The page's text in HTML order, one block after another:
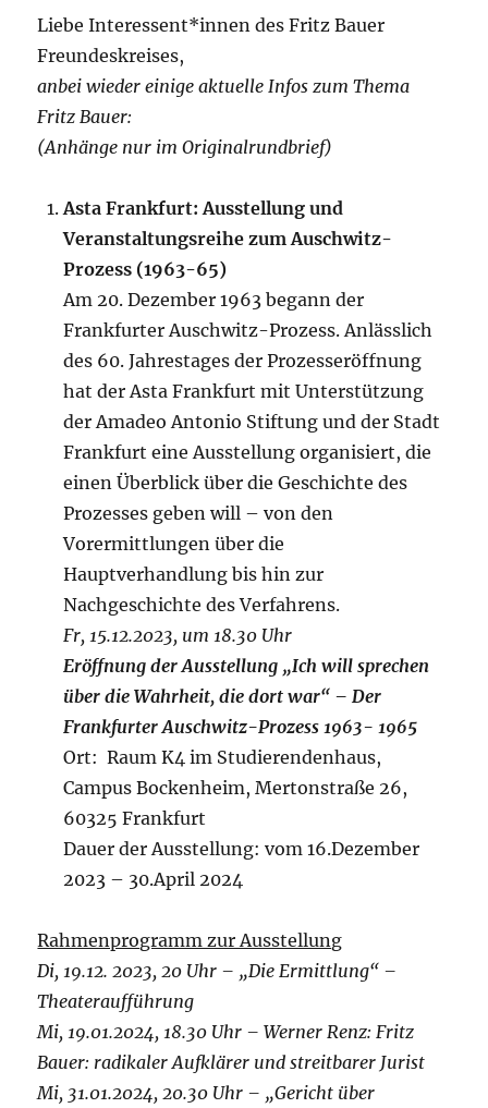
Liebe Interessent*innen des Fritz Bauer
Freundeskreises,
anbei wieder einige aktuelle Infos zum Thema
Fritz Bauer:
(Anhänge nur im Originalrundbrief)
Asta Frankfurt: Ausstellung und
Veranstaltungsreihe zum Auschwitz-
Prozess (1963-65)
Am 20. Dezember 1963 begann der
Frankfurter Auschwitz-Prozess. Anlässlich
des 60. Jahrestages der Prozesseröffnung
hat der Asta Frankfurt mit Unterstützung
der Amadeo Antonio Stiftung und der Stadt
Frankfurt eine Ausstellung organisiert, die
einen Überblick über die Geschichte des
Prozesses geben will – von den
Vorermittlungen über die
Hauptverhandlung bis hin zur
Nachgeschichte des Verfahrens.
Fr, 15.12.2023, um 18.30 Uhr
Eröffnung der Ausstellung „Ich will sprechen
über die Wahrheit, die dort war“ – Der
Frankfurter Auschwitz-Prozess 1963- 1965
Ort: Raum K4 im Studierendenhaus,
Campus Bockenheim, Mertonstraße 26,
60325 Frankfurt
Dauer der Ausstellung: vom 16.Dezember
2023 – 30.April 2024
Rahmenprogramm zur Ausstellung
Di, 19.12. 2023, 20 Uhr – „Die Ermittlung“ –
Theateraufführung
Mi, 19.01.2024, 18.30 Uhr – Werner Renz: Fritz
Bauer: radikaler Aufklärer und streitbarer Jurist
Mi, 31.01.2024, 20.30 Uhr – „Gericht über